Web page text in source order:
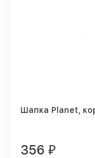
Шапка Planet,
356 ₽